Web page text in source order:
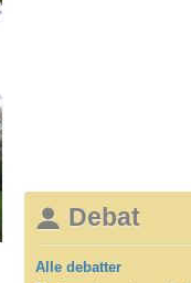
Debat
Alle debatter